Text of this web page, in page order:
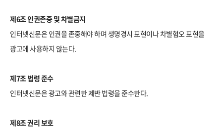
제6조 인권존중 및 차별금지
인터넷신문은 인권을 존중해야 하며 생명경시 표현이나 차별혐오 표현을
광고에 사용하지 않는다.
제7조 법령 준수
인터넷신문은 광고와 관련한 제반 법령을 준수한다.
제8조 권리 보호